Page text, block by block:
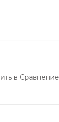
в Сравнение